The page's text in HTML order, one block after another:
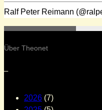
Ralf Peter Reimann
Über Theonet
–
2026 (7)